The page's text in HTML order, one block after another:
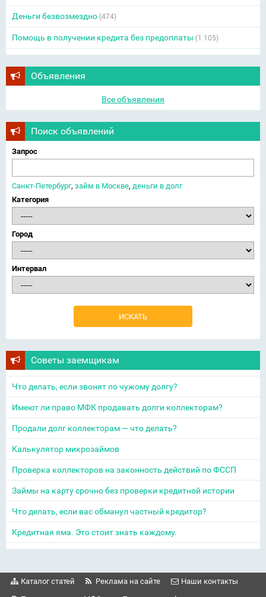
Деньги безвозмездно (474)
Помощь в получении кредита без предоплаты (1 105)
Объявления
Все объявления
Поиск объявлений
Запрос
Санкт-Петербург, займ в Москве, деньги в долг
Категория
Город
Интервал
Советы заемщикам
Что делать, если звонят по чужому долгу?
Имеют ли право МФК продавать долги коллекторам?
Продали долг коллекторам — что делать?
Калькулятор микрозаймов
Проверка коллекторов на законность действий по ФССП
Займы на карту срочно без проверки кредитной истории
Что делать, если вас обманул частный кредитор?
Кредитная яма. Это стоит знать каждому.
Каталог статей Реклама на сайте
Наши контакты